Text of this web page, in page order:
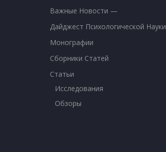
Важные Новости —
Дайджест Психологической Науки
Монографии
Сборники Статей
Статьи
Исследования
Обзоры